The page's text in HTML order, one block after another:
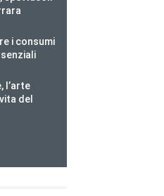
i consumi
l’arte
del